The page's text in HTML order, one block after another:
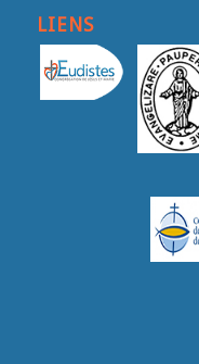
LIENS